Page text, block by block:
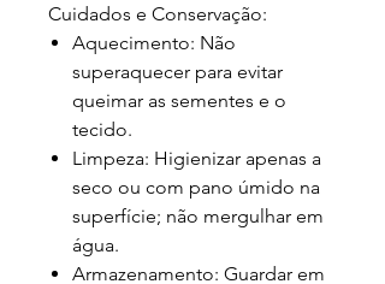
Cuidados e Conservação:
Aquecimento: Não
superaquecer para evitar
queimar as sementes e o
tecido.
Limpeza: Higienizar apenas a
seco ou com pano úmido na
superfície; não mergulhar em
água.
Armazenamento: Guardar em